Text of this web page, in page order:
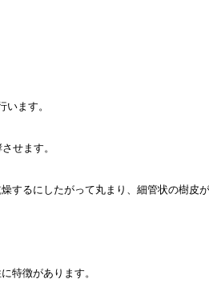
ます。
せます。
するにしたがって丸まり、細管状の樹皮が
特徴があります。